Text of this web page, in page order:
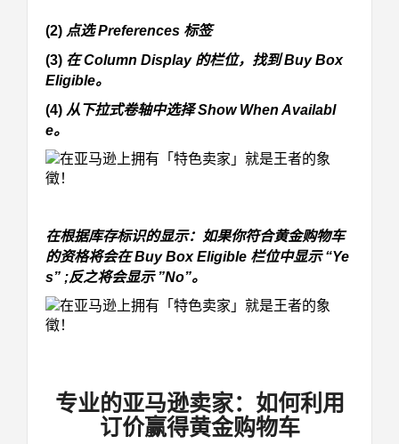
(2) 点选 Preferences 标签
(3) 在 Column Display 的栏位，找到 Buy Box
Eligible。
(4) 从下拉式卷轴中选择 Show When Availabl
e。
在根据库存标识的显示：如果你符合黄金购物车
的资格将会在 Buy Box Eligible 栏位中显示 “Ye
s” ;反之将会显示 ”No”。
专业的亚马逊卖家：如何利用
订价赢得黄金购物车